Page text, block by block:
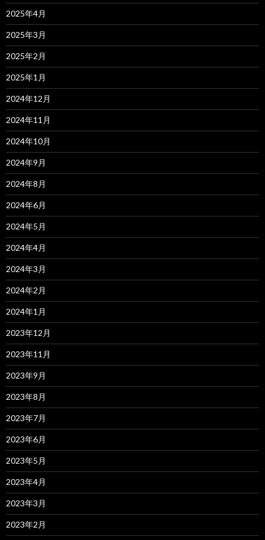
2025年4月
2025年3月
2025年2月
2025年1月
2024年12月
2024年11月
2024年10月
2024年9月
2024年8月
2024年6月
2024年5月
2024年4月
2024年3月
2024年2月
2024年1月
2023年12月
2023年11月
2023年9月
2023年8月
2023年7月
2023年6月
2023年5月
2023年4月
2023年3月
2023年2月